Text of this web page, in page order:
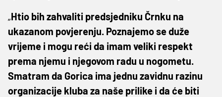
„Htio bih zahvaliti predsjedniku Črnku na
ukazanom povjerenju. Poznajemo se duže
vrijeme i mogu reći da imam veliki respekt
prema njemu i njegovom radu u nogometu.
Smatram da Gorica ima jednu zavidnu razinu
organizacije kluba za naše prilike i da će biti